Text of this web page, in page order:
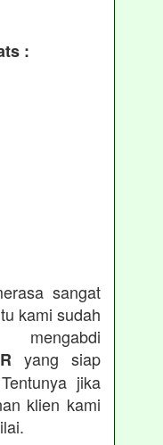
:
sangat
kami sudah
yang siap
jika
klien kami